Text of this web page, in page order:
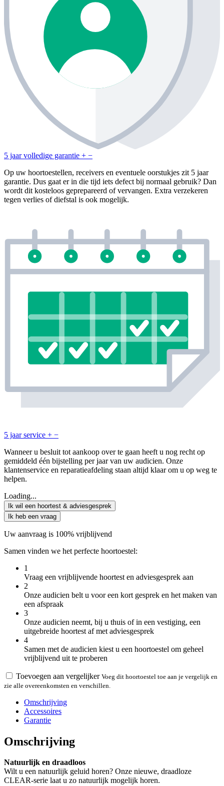
5 jaar volledige garantie + −
Op uw hoortoestellen, receivers en eventuele oorstukjes zit 5 jaar
garantie. Dus gaat er in die tijd iets defect bij normaal gebruik? Dan
wordt dit kosteloos geprepareerd of vervangen. Extra verzekeren
tegen verlies of diefstal is ook mogelijk.
5 jaar service + −
Wanneer u besluit tot aankoop over te gaan heeft u nog recht op
gemiddeld één bijstelling per jaar van uw audicien. Onze
klantenservice en reparatieafdeling staan altijd klaar om u op weg te
helpen.
Loading...
Ik wil een hoortest & adviesgesprek
Ik heb een vraag
Uw aanvraag is 100% vrijblijvend
Samen vinden we het perfecte hoortoestel:
1
Vraag een vrijblijvende hoortest en adviesgesprek aan
2
Onze audicien belt u voor een kort gesprek en het maken van
een afspraak
3
Onze audicien neemt, bij u thuis of in een vestiging, een
uitgebreide hoortest af met adviesgesprek
4
Samen met de audicien kiest u een hoortoestel om geheel
vrijblijvend uit te proberen
Toevoegen aan vergelijker Voeg dit hoortoestel toe aan je vergelijk en
zie alle overeenkomsten en verschillen.
Omschrijving
Accessoires
Garantie
Omschrijving
Natuurlijk en draadloos
Wilt u een natuurlijk geluid horen? Onze nieuwe, draadloze
CLEAR-serie laat u zo natuurlijk mogelijk horen.